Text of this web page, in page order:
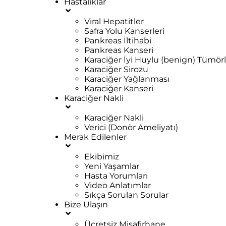
Viral Hepatitler
Safra Yolu Kanserleri
Pankreas İltihabi
Pankreas Kanseri
Karaciğer İyi Huylu (benign)
Karaciğer Sirozu
Karaciğer Yağlanması
Karaciğer Kanseri
Karaciğer Nakli
Karaciğer Nakli
Verici (Donör Ameliyatı)
Merak Edilenler
Ekibimiz
Yeni Yaşamlar
Hasta Yorumları
Video Anlatımlar
Sıkça Sorulan Sorular
Bize Ulaşın